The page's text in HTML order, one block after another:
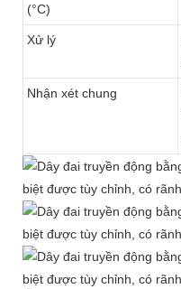
(°C)
Xử lý
Nhận xét chung